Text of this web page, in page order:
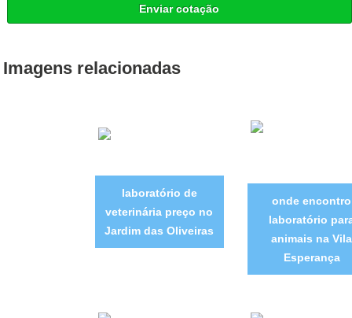
Enviar cotação
Imagens relacionadas
laboratório de
veterinária preço no
Jardim das Oliveiras
onde encontro
laboratório
animais na Vila
Esperança